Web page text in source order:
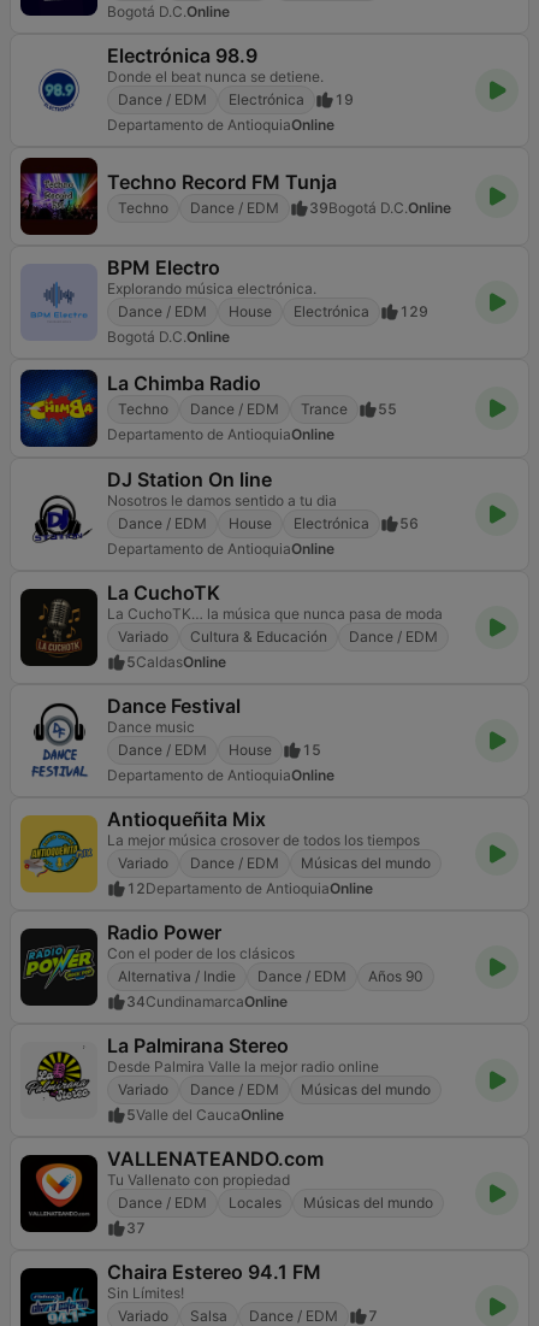
Bogotá D.C.Online
Electrónica 98.9
Donde el beat nunca se detiene.
Dance / EDM
Electrónica
19
Departamento de AntioquiaOnline
Techno Record FM Tunja
Techno Dance / EDM 39Bogotá D.C.Online
BPM Electro
Explorando música electrónica.
Dance / EDM
House Electrónica
129
Bogotá D.C.Online
La Chimba Radio
Techno Dance / EDM Trance
55
Departamento de AntioquiaOnline
DJ Station On line
Nosotros le damos sentido a tu dia
Dance / EDM
House Electrónica
56
Departamento de AntioquiaOnline
La CuchoTK
La CuchoTK… la música que nunca pasa de moda
Variado
Cultura & Educación
Dance / EDM
5CaldasOnline
Dance Festival
Dance music
Dance / EDM
House
15
Departamento de AntioquiaOnline
Antioqueñita Mix
La mejor música crosover de todos los tiempos
Variado
Dance / EDM
Músicas del mundo
12Departamento de AntioquiaOnline
Radio Power
Con el poder de los clásicos
Alternativa / Indie
Dance / EDM
Años 90
34CundinamarcaOnline
La Palmirana Stereo
Desde Palmira Valle la mejor radio online
Variado
Dance / EDM
Músicas del mundo
5Valle del CaucaOnline
VALLENATEANDO.com
Tu Vallenato con propiedad
Dance / EDM
Locales
Músicas del mundo
37
Chaira Estereo 94.1 FM
Sin Límites!
Variado
Salsa Dance / EDM
7